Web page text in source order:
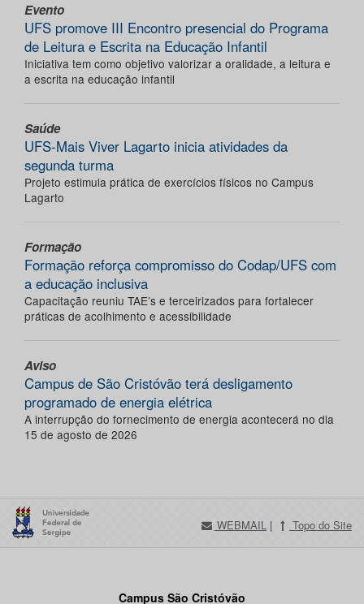
Evento
UFS promove III Encontro presencial do Programa
de Leitura e Escrita na Educação Infantil
Iniciativa tem como objetivo valorizar a oralidade, a leitura e
a escrita na educação infantil
Saúde
UFS-Mais Viver Lagarto inicia atividades da
segunda turma
Projeto estimula prática de exercícios físicos no Campus
Lagarto
Formação
Formação reforça compromisso do Codap/UFS com
a educação inclusiva
Capacitação reuniu TAE’s e terceirizados para fortalecer
práticas de acolhimento e acessibilidade
Aviso
Campus de São Cristóvão terá desligamento
programado de energia elétrica
A interrupção do fornecimento de energia acontecerá no dia
15 de agosto de 2026
WEBMAIL | Topo do Site
Campus São Cristóvão